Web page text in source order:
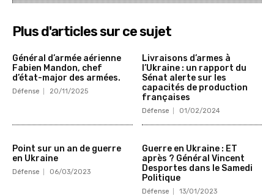
Plus d'articles sur ce sujet
Général d’armée aérienne
Fabien Mandon, chef
d’état-major des armées.
Défense 20/11/2025
Livraisons d’armes à
l’Ukraine : un rapport du
Sénat alerte sur les
capacités de production
françaises
Défense 01/02/2024
Point sur un an de guerre
en Ukraine
Défense 06/03/2023
Guerre en Ukraine : ET
après ? Général Vincent
Desportes dans le Samedi
Politique
Défense 13/01/2023